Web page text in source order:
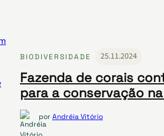
BIODIVERSIDADE 25.11.2024
Fazenda de corais
para a conservação
porAndréia Vitório